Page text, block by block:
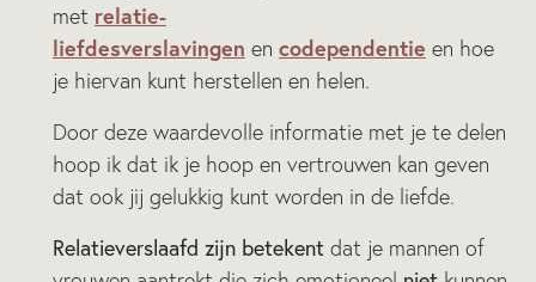
met relatie-
liefdesverslavingen en codependentie en hoe
je hiervan kunt herstellen en helen.
Door deze waardevolle informatie met je te delen
hoop ik dat ik je hoop en vertrouwen kan geven
dat ook jij gelukkig kunt worden in de liefde.
Relatieverslaafd zijn betekent dat je mannen of